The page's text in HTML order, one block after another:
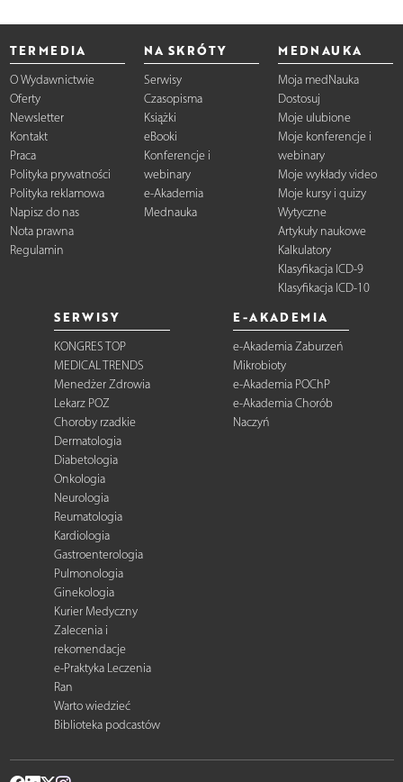
TERMEDIA
O Wydawnictwie
Oferty
Newsletter
Kontakt
Praca
Polityka prywatności
Polityka reklamowa
Napisz do nas
Nota prawna
Regulamin
NA SKRÓTY
Serwisy
Czasopisma
Książki
eBooki
Konferencje i
webinary
e-Akademia
Mednauka
MEDNAUKA
Moja medNauka
Dostosuj
Moje ulubione
Moje konferencje i
webinary
Moje wykłady video
Moje kursy i quizy
Wytyczne
Artykuły naukowe
Kalkulatory
Klasyfikacja ICD-9
Klasyfikacja ICD-10
SERWISY
KONGRES TOP
MEDICAL TRENDS
Menedżer Zdrowia
Lekarz POZ
Choroby rzadkie
Dermatologia
Diabetologia
Onkologia
Neurologia
Reumatologia
Kardiologia
Gastroenterologia
Pulmonologia
Ginekologia
Kurier Medyczny
Zalecenia i
rekomendacje
e-Praktyka Leczenia
Ran
Warto wiedzieć
Biblioteka podcastów
E-AKADEMIA
e-Akademia Zaburzeń
Mikrobioty
e-Akademia POChP
e-Akademia Chorób
Naczyń